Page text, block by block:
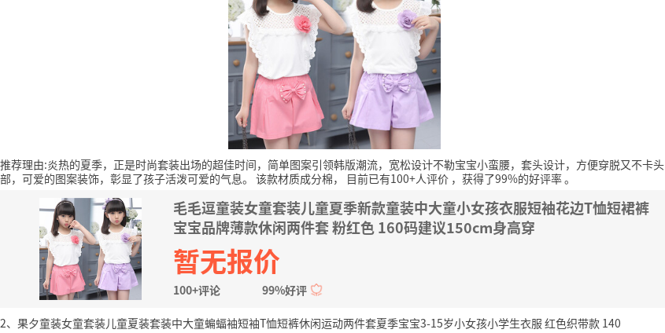
推荐理由:炎热的夏季，正是时尚套装出场的超佳时间，简单图案引领韩版潮流，宽松设计不勒宝宝小蛮腰，套头设计，方便穿脱又不卡头
部，可爱的图案装饰，彰显了孩子活泼可爱的气息。 该款材质成分棉， 目前已有100+人评价 ，获得了99%的好评率。
毛毛逗童装女童套装儿童夏季新款童装中大童小女孩衣服短袖花边T恤短裙裤
宝宝品牌薄款休闲两件套 粉红色 160码建议150cm身高穿
暂无报价
100+评论 99%好评
2、果夕童装女童套装儿童夏装套装中大童蝙蝠袖短袖T恤短裤休闲运动两件套夏季宝宝3-15岁小女孩小学生衣服 红色织带款 140